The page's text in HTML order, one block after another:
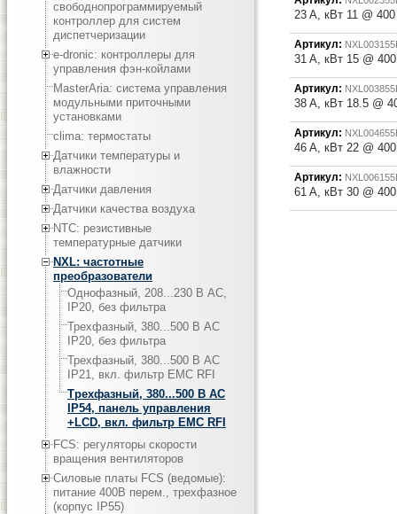
свободнопрограммируемый
контроллер для систем
диспетчеризации
e-dronic: контроллеры для
управления фэн-койлами
MasterAria: система управления
модульными приточными
установками
clima: термостаты
Датчики температуры и
влажности
Датчики давления
Датчики качества воздуха
NTC: резистивные
температурные датчики
NXL: частотные
преобразователи
Однофазный, 208...230 В АС,
IP20, без фильтра
Трехфазный, 380...500 В АС
IP20, без фильтра
Трехфазный, 380...500 В АС
IP21, вкл. фильтр EMC RFI
Трехфазный, 380...500 В АС
IP54, панель управления
+LCD, вкл. фильтр EMC RFI
FCS: регуляторы скорости
вращения вентиляторов
Силовые платы FCS (ведомые):
питание 400В перем., трехфазное
(корпус IP55)
23 A, кВт 11 @
Артикул:
31 A, кВт 15 @
Артикул:
38 A, кВт 18.5 @
Артикул:
46 A, кВт 22 @
Артикул:
61 A, кВт 30 @